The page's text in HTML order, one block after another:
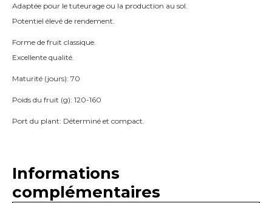
Adaptée pour le tuteurage ou la production au sol.
Potentiel élevé de rendement.
Forme de fruit classique.
Excellente qualité.
Maturité (jours): 70
Poids du fruit (g): 120-160
Port du plant: Déterminé et compact.
Informations
complémentaires